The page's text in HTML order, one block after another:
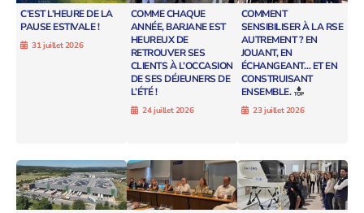
C’EST L’HEURE DE LA
PAUSE ESTIVALE !
31 juillet 2026
COMME CHAQUE
ANNÉE, BARJANE EST
HEUREUX DE
RETROUVER SES
CLIENTS À L’OCCASION
DE SES DÉJEUNERS DE
L’ÉTÉ !
24 juillet 2026
COMMENT
SENSIBILISER À LA RSE
AUTREMENT ? EN
JOUANT, EN
ÉCHANGEANT… ET EN
CONSTRUISANT
ENSEMBLE.
23 juillet 2026